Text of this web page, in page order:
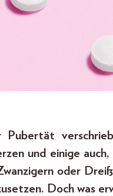
und einige
oder
Doch was